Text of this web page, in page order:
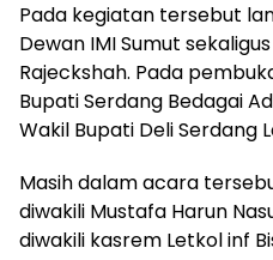
Pada kegiatan tersebut
Dewan IMI Sumut
Rajeckshah. Pada
Bupati Serdang Bedagai
Wakil Bupati Deli Serdang
Masih dalam acara
diwakili Mustafa Harun
diwakili kasrem Letkol inf